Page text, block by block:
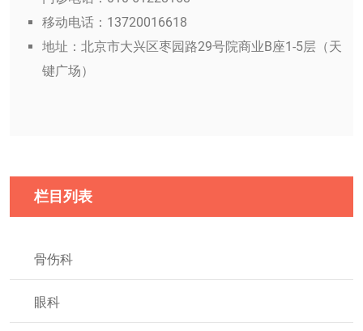
移动电话：13720016618
地址：北京市大兴区枣园路29号院商业B座1-5层（天
键广场）
栏目列表
骨伤科
眼科